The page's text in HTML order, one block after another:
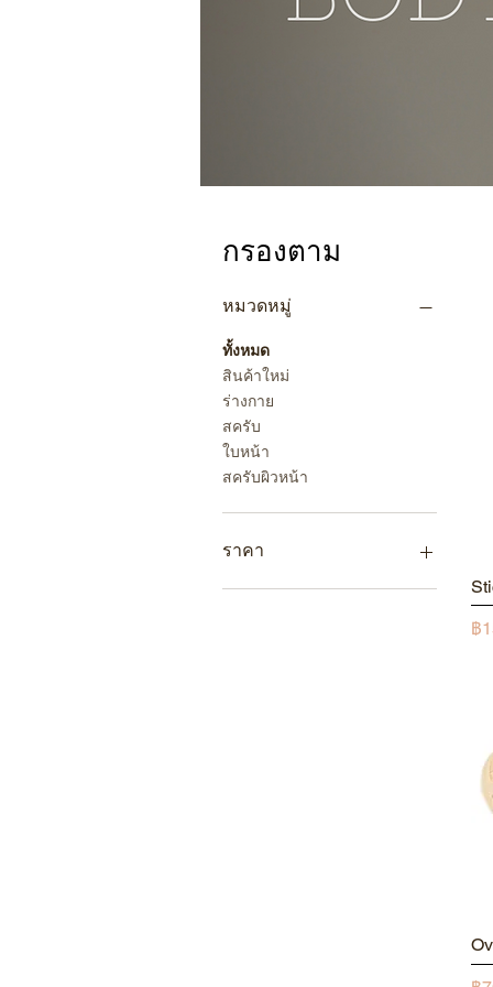
กรองตาม
หมวดหมู่
ทั้งหมด
สินค้าใหม่
ร่างกาย
สครับ
ใบหน้า
สครับผิวหน้า
ราคา
ร
฿